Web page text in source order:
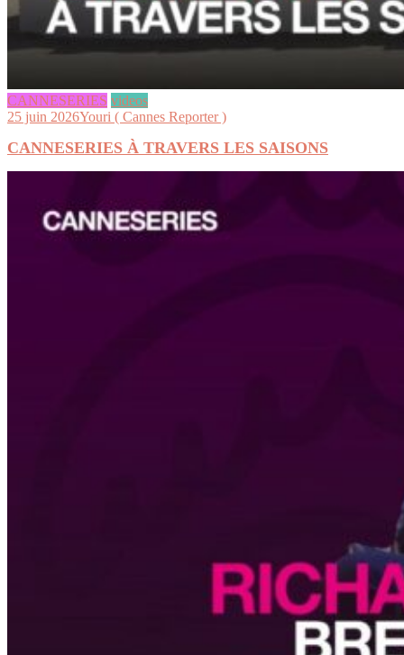
CANNESERIES videos
25 juin 2026Youri ( Cannes Reporter )
CANNESERIES À TRAVERS LES SAISONS